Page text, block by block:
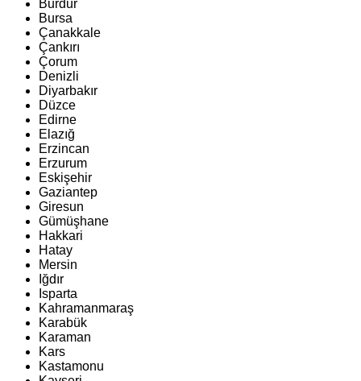
Burdur
Bursa
Çanakkale
Çankırı
Çorum
Denizli
Diyarbakır
Düzce
Edirne
Elazığ
Erzincan
Erzurum
Eskişehir
Gaziantep
Giresun
Gümüşhane
Hakkari
Hatay
Mersin
Iğdır
Isparta
Kahramanmaraş
Karabük
Karaman
Kars
Kastamonu